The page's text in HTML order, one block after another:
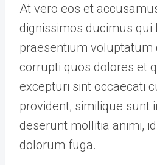
At vero eos et
dignissimos ducimus qui
praesentium voluptatum
corrupti quos dolores et
excepturi sint occaecati
provident, similique sunt
deserunt mollitia animi,
dolorum fuga.